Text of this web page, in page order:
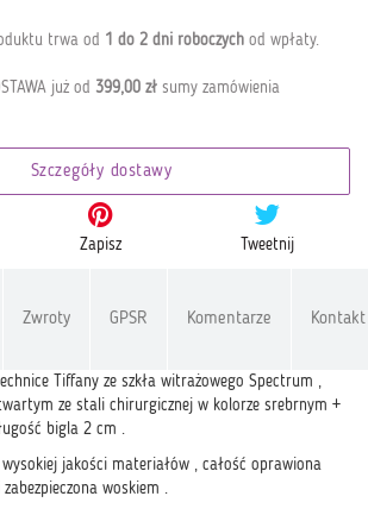
trwa od 1 do 2 dni roboczych od wpłaty.
już od399,00 zł sumy zamówienia
Szczegóły dostawy
Zapisz Tweetnij
Zwroty GPSR Komentarze Kontakt
Tiffany ze szkła witrażowego Spectrum ,
ze stali chirurgicznej w kolorze srebrnym +
bigla 2 cm .
jakości materiałów , całość oprawiona
woskiem .